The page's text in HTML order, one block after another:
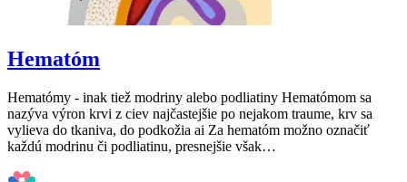
Hematóm
Hematómy - inak tiež modriny alebo podliatiny Hematómom sa
nazýva výron krvi z ciev najčastejšie po nejakom traume, krv sa
vylieva do tkaniva, do podkožia ai Za hematóm možno označiť
každú modrinu či podliatinu, presnejšie však…